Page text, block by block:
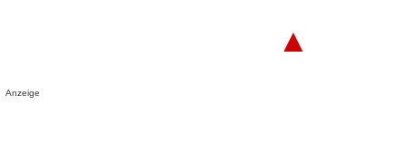
▲
Anzeige